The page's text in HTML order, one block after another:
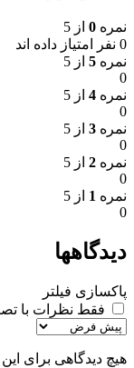
نمره 0 از 5
0 نفر امتیاز داده اند
نمره 5 از 5
0
نمره 4 از 5
0
نمره 3 از 5
0
نمره 2 از 5
0
نمره 1 از 5
0
دیدگاهها
پاکسازی فیلتر
فقط نظرات با
هیچ دیدگاهی برای